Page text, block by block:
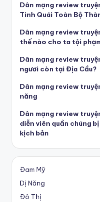
Dân mạng review
Tinh Quái Toàn Bộ
Dân mạng review
thế nào cho ta tội
Dân mạng review
ngươi còn tại Địa Cầu?
Dân mạng review
năng
Dân mạng review
diễn viên quần chúng
kịch bản
Đam Mỹ
Dị Năng
Đô Thị